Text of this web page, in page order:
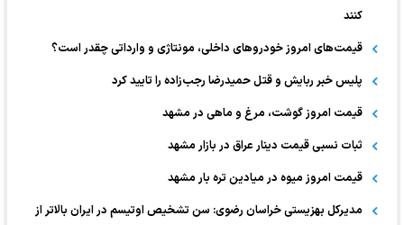
کنند
قیمت‌های امروز خودرو‌های داخلی، مونتاژی و وارداتی چقدر است؟
پلیس خبر ربایش و قتل حمیدرضا رجب‌زاده را تایید کرد
قیمت امروز گوشت، مرغ و ماهی در مشهد
ثبات نسبی قیمت دینار عراق در بازار مشهد
قیمت امروز میوه در میادین تره بار مشهد
مدیرکل بهزیستی خراسان رضوی: سن تشخیص اوتیسم در ایران بالاتر از